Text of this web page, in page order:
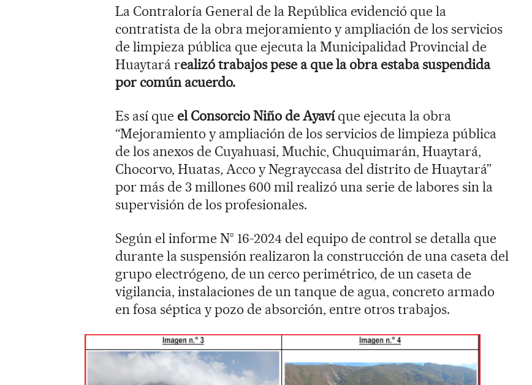
La Contraloría General de la República evidenció que la
contratista de la obra mejoramiento y ampliación de los servicios
de limpieza pública que ejecuta la Municipalidad Provincial de
Huaytará realizó trabajos pese a que la obra estaba suspendida
por común acuerdo.
Es así que el Consorcio Niño de Ayavíque ejecuta la obra
“Mejoramiento y ampliación de los servicios de limpieza pública
de los anexos de Cuyahuasi, Muchic, Chuquimarán, Huaytará,
Chocorvo, Huatas, Acco y Negrayccasa del distrito de Huaytará”
por más de 3 millones 600 mil realizó una serie de labores sin la
supervisión de los profesionales.
Según el informe N° 16-2024 del equipo de control se detalla que
durante la suspensión realizaron la construcción de una caseta del
grupo electrógeno, de un cerco perimétrico, de un caseta de
vigilancia, instalaciones de un tanque de agua, concreto armado
en fosa séptica y pozo de absorción, entre otros trabajos.